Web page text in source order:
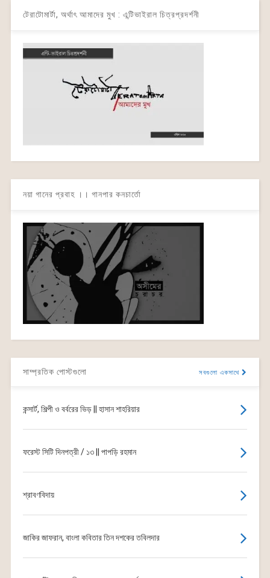
টেরাটোমার্টা, অর্থাৎ আমাদের মুখ : এন্টিভাইরাল চিত্রপ্রদর্শনী
নয়া গানের প্রবাহ ।। গানপার কনচার্তো
সাম্প্রতিক পোস্টগুলো সবগুলো একসাথে
কন্সার্ট, শিল্পী ও বর্বরের ভিড় || হাসান শাহরিয়ার
ফরেস্ট সিটি দিনপত্রী / ১৩ || পাপড়ি রহমান
শ্রাবণবিদায়
জাকির জাফরান, বাংলা কবিতার তিন দশকের তবিলদার